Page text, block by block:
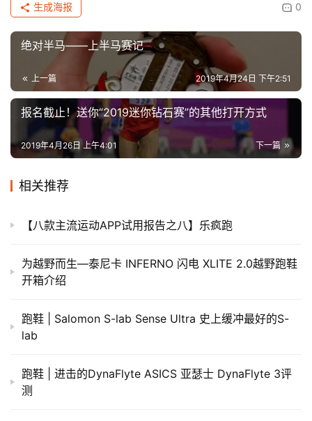
0
生成海报
绝对半马——上半马赛记
上一篇 2019年4月24日 下午2:51
报名截止！送你“2019迷你钻石赛”的其他打开方式
下一篇
2019年4月26日 上午4:01
相关推荐
【八款主流运动APP试用报告之八】乐疯跑
为越野而生—泰尼卡 INFERNO 闪电 XLITE 2.0越野跑鞋
开箱介绍
跑鞋 | Salomon S-lab Sense Ultra 史上缓冲最好的S-
lab
跑鞋 | 进击的DynaFlyte ASICS 亚瑟士 DynaFlyte 3评
测